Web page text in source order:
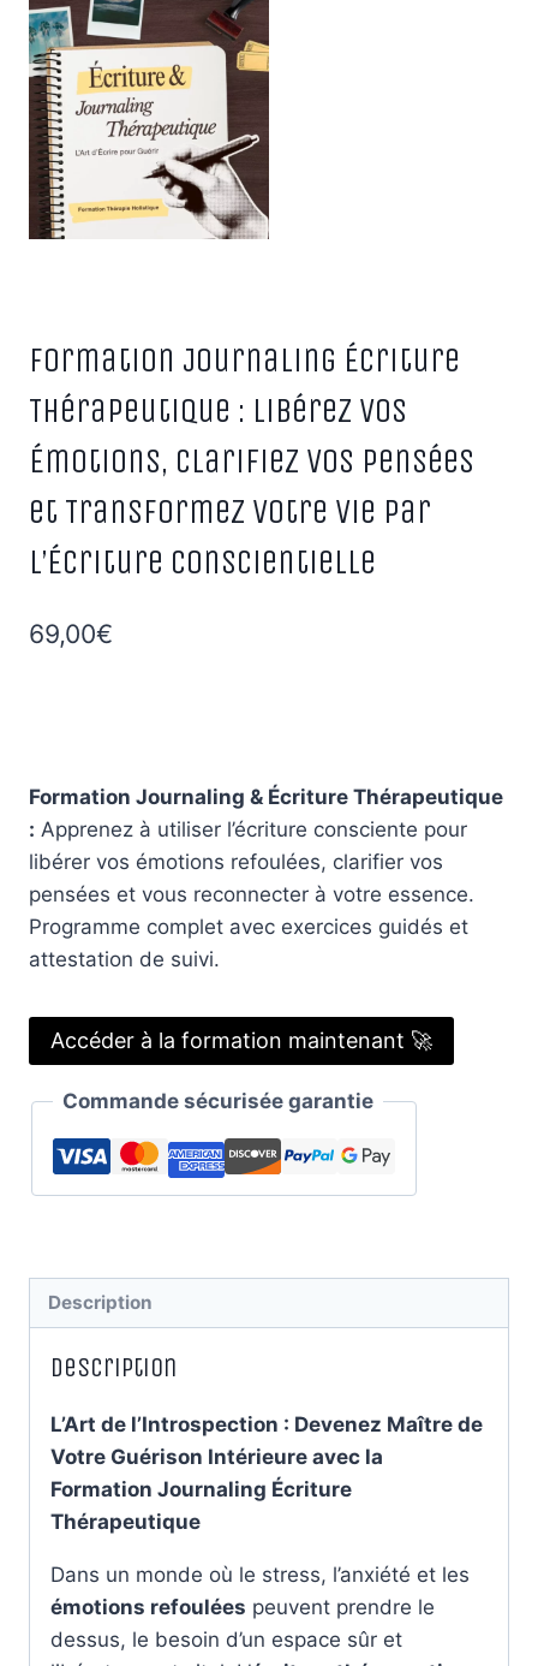
Formation Journaling Écriture
Thérapeutique : Libérez Vos
Émotions, Clarifiez Vos Pensées
et Transformez Votre Vie par
l’Écriture Conscientielle
69,00€
Formation Journaling & Écriture Thérapeutique
: Apprenez à utiliser l’écriture consciente pour
libérer vos émotions refoulées, clarifier vos
pensées et vous reconnecter à votre essence.
Programme complet avec exercices guidés et
attestation de suivi.
Accéder à la formation maintenant 🚀
Commande sécurisée garantie
Description
Description
L’Art de l’Introspection : Devenez Maître de
Votre Guérison Intérieure avec la
Formation Journaling Écriture
Thérapeutique
Dans un monde où le stress, l’anxiété et les
émotions refoulées peuvent prendre le
dessus, le besoin d’un espace sûr et